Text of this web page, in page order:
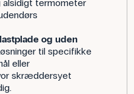
termometer
og uden
til specifikke
eller
skræddersyet